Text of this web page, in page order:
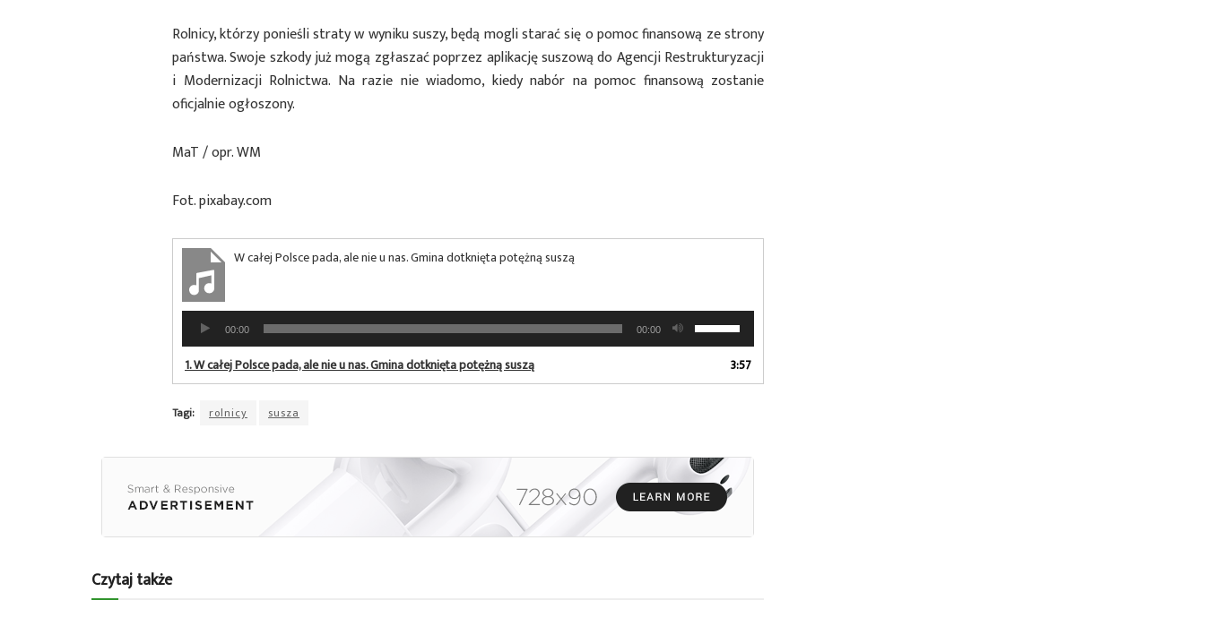
Rolnicy, którzy ponieśli straty w wyniku suszy, będą mogli starać się o pomoc finansową ze strony
państwa. Swoje szkody już mogą zgłaszać poprzez aplikację suszową do Agencji Restrukturyzacji
i Modernizacji Rolnictwa. Na razie nie wiadomo, kiedy nabór na pomoc finansową zostanie
oficjalnie ogłoszony.
MaT / opr. WM
Fot. pixabay.com
W całej Polsce pada, ale nie u nas. Gmina dotknięta potężną suszą
Odtwarzacz
plików
dźwiękowych
00:00 00:00
zwiększyć
zmniejszyć
1.W całej Polsce pada, ale nie u nas. Gmina dotknięta potężną suszą 3:57
Tagi: rolnicy susza
Czytaj także